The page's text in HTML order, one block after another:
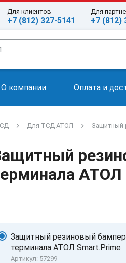
Для клиентов
+7 (812) 327-5141
Для
+7 (812)
О компании Оплата и
Для ТСД АТОЛ Защитный
Защитный резиновый
терминала АТОЛ Smart.Prime
Артикул: 57299